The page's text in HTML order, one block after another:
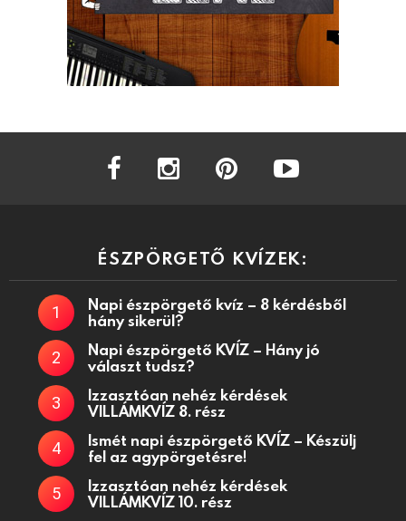
facebook instagram
ÉSZPÖRGETŐ KVÍZEK:
Napi észpörgető kvíz – 8 kérdésből
hány sikerül?
Napi észpörgető KVÍZ – Hány jó
választ tudsz?
Izzasztóan nehéz kérdések
VILLÁMKVÍZ 8. rész
Ismét napi észpörgető KVÍZ – Készülj
fel az agypörgetésre!
Izzasztóan nehéz kérdések
VILLÁMKVÍZ 10. rész